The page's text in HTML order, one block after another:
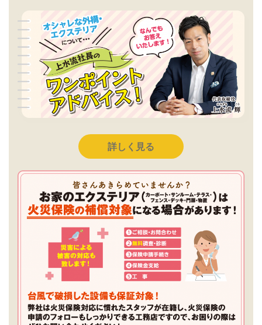
詳しく見る